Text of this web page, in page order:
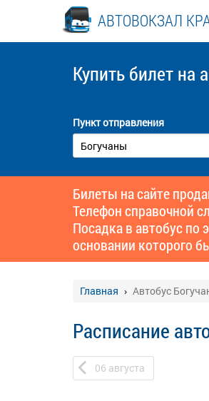
АВТОВОКЗАЛ
Купить билет на
Пункт отправления
Билеты на сайте
Телефон справочной
Посадка в автобус по
основании которого
Главная Автобус
Расписание
06 августа